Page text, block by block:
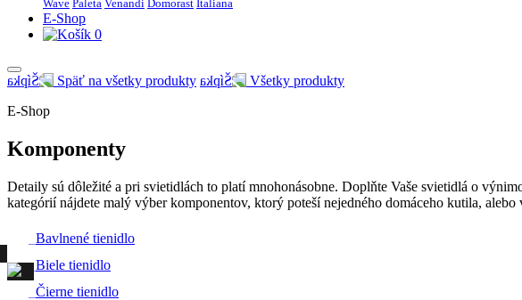
Wave Paleta Venandi Domorast Italiana
E-Shop
0
Späť na všetky produkty
Všetky produkty
E-Shop
Komponenty
Detaily sú dôležité a pri svietidlách to platí mnohonásobne. Doplňte Vaše svietidlá o
kategórií nájdete malý výber komponentov, ktorý poteší nejedného domáceho kutila,
Bavlnené tienidlo
#Biele tienidlo
Čierne tienidlo